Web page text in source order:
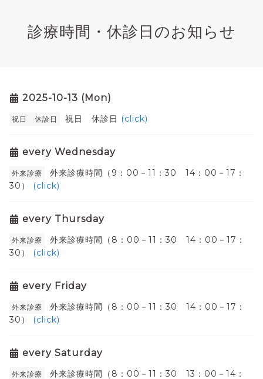
診療時間・休診日のお知らせ
2025-10-13 (Mon)
祝日 休診日 祝日 休診日 (click)
every Wednesday
外来診療
外来診療時間（9：00－11：30 14：00－17：
30）
(click)
every Thursday
外来診療
外来診療時間（8：00－11：30 14：00－17：
30）
(click)
every Friday
外来診療
外来診療時間（8：00－11：30 14：00－17：
30）
(click)
every Saturday
外来診療
外来診療時間（8：00－11：30 13：00－14：